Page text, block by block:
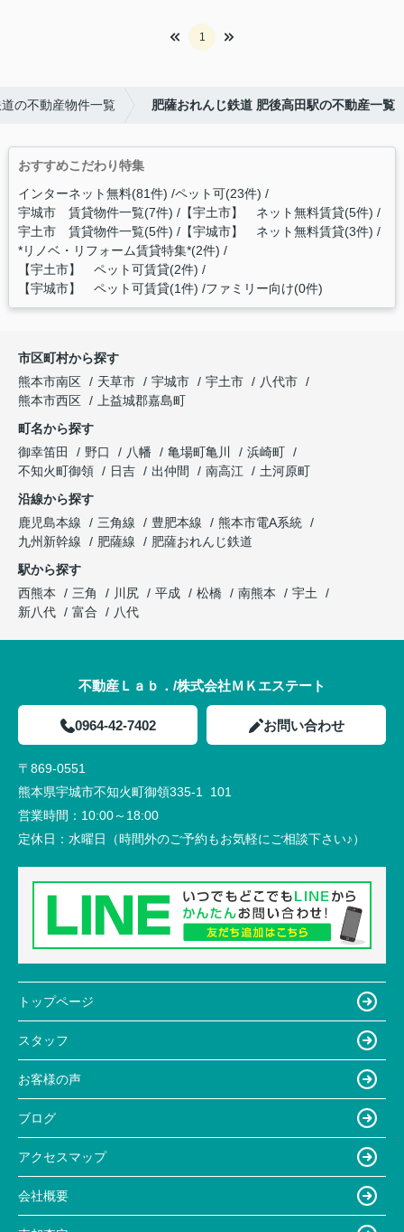
1
の不動産物件一覧 肥薩おれんじ鉄道 肥後高田駅の不動産一覧
おすすめこだわり特集
インターネット無料(81件) ペット可(23件)
宇城市 賃貸物件一覧(7件) 【宇土市】 ネット無料賃貸(5件)
宇土市 賃貸物件一覧(5件) 【宇城市】 ネット無料賃貸(3件)
*リノベ・リフォーム賃貸特集*(2件)
【宇土市】 ペット可賃貸(2件)
【宇城市】 ペット可賃貸(1件) ファミリー向け(0件)
市区町村から探す
熊本市南区
天草市 宇城市 宇土市
八代市
熊本市西区
上益城郡嘉島町
町名から探す
御幸笛田
野口 八幡 亀場町亀川
浜崎町
不知火町御領
日吉 出仲間 南高江
土河原町
沿線から探す
鹿児島本線
三角線 豊肥本線
熊本市電A系統
九州新幹線
肥薩線
肥薩おれんじ鉄道
駅から探す
西熊本
三角 川尻 平成 松橋 南熊本
宇土
新八代
富合 八代
不動産Ｌａｂ．/株式会社ＭＫエステート
0964-42-7402 お問い合わせ
〒869-0551
熊本県宇城市不知火町御領335-1 101
営業時間： 10:00～18:00
定休日： 水曜日（時間外のご予約もお気軽にご相談下さい♪）
トップページ
スタッフ
お客様の声
ブログ
アクセスマップ
会社概要